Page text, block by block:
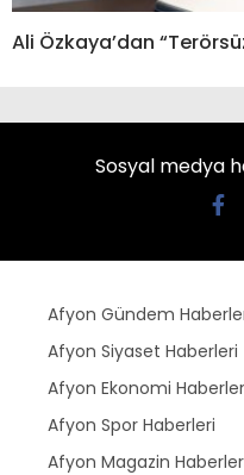
Ali Özkaya’dan
Sosyal medya
Afyon Gündem
Afyon Siyaset Haberleri
Afyon Ekonomi
Afyon Spor Haberleri
Afyon Magazin